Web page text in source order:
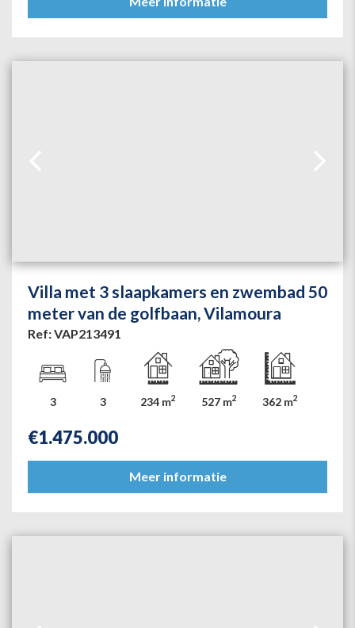
Villa met 3 slaapkamers en zwembad 50
meter van de golfbaan, Vilamoura
Ref: VAP213491
3 3 234 m2 527 m2 362 m2
€1.475.000
Meer informatie